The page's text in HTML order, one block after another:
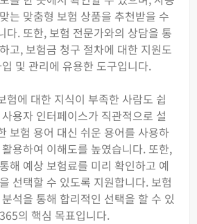
는 맞춤형 보험 상품을 추천받을 수
다. 또한, 보험 전문가와의 상담을 통
고, 보험금 청구 절차에 대한 지원도
및 관리에 유용한 도구입니다.
험에 대한 지식이 부족한 사람도 쉽
용자 인터페이스가 직관적으로 설
보험 용어 대신 쉬운 용어를 사용하
용하여 이해도를 높였습니다. 또한,
해 예상 보험료를 미리 확인하고 예
선택할 수 있도록 지원합니다. 보험
석을 통해 합리적인 선택을 할 수 있
의 핵심 목표입니다.